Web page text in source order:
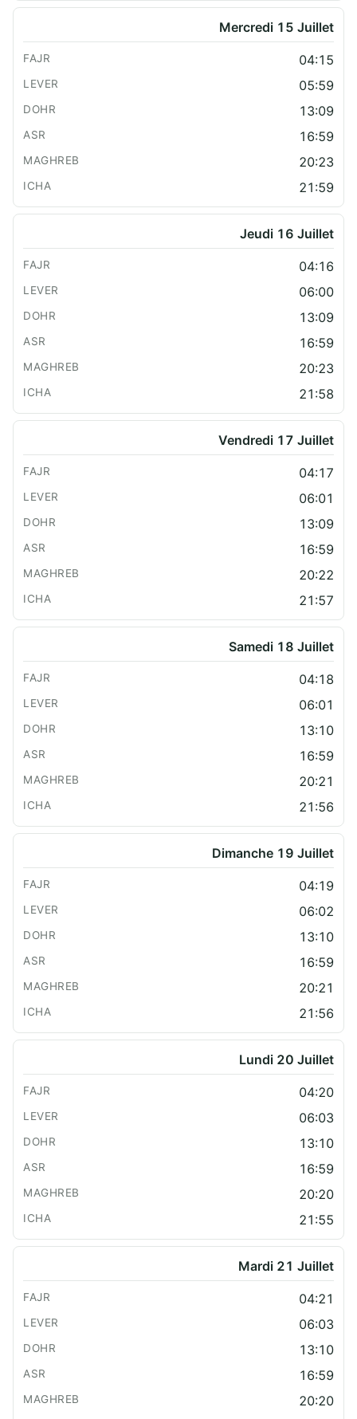
Mercredi 15 Juillet
04:15
05:59
13:09
16:59
20:23
21:59
Jeudi 16 Juillet
04:16
06:00
13:09
16:59
20:23
21:58
Vendredi 17 Juillet
04:17
06:01
13:09
16:59
20:22
21:57
Samedi 18 Juillet
04:18
06:01
13:10
16:59
20:21
21:56
Dimanche 19 Juillet
04:19
06:02
13:10
16:59
20:21
21:56
Lundi 20 Juillet
04:20
06:03
13:10
16:59
20:20
21:55
Mardi 21 Juillet
04:21
06:03
13:10
16:59
20:20